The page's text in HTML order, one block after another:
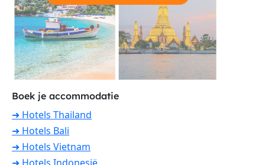
Boek je accommodatie
➜ Hotels Thailand
➜ Hotels Bali
➜ Hotels Vietnam
➜ Hotels Indonesië